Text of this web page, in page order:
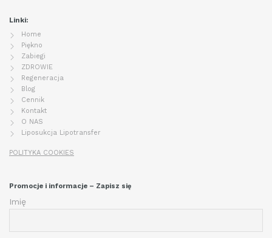
Linki:
Home
Piękno
Zabiegi
ZDROWIE
Regeneracja
Blog
Cennik
Kontakt
O NAS
Liposukcja Lipotransfer
POLITYKA COOKIES
Promocje i informacje – Zapisz się
Imię